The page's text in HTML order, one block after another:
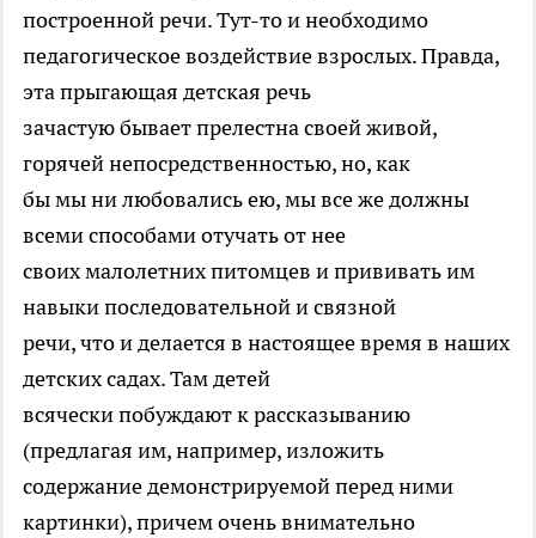
построенной речи. Тут-то и необходимо
педагогическое воздействие взрослых. Правда,
эта прыгающая детская речь
зачастую бывает прелестна своей живой,
горячей непосредственностью, но, как
бы мы ни любовались ею, мы все же должны
всеми способами отучать от нее
своих малолетних питомцев и прививать им
навыки последовательной и связной
речи, что и делается в настоящее время в наших
детских садах. Там детей
всячески побуждают к рассказыванию
(предлагая им, например, изложить
содержание демонстрируемой перед ними
картинки), причем очень внимательно